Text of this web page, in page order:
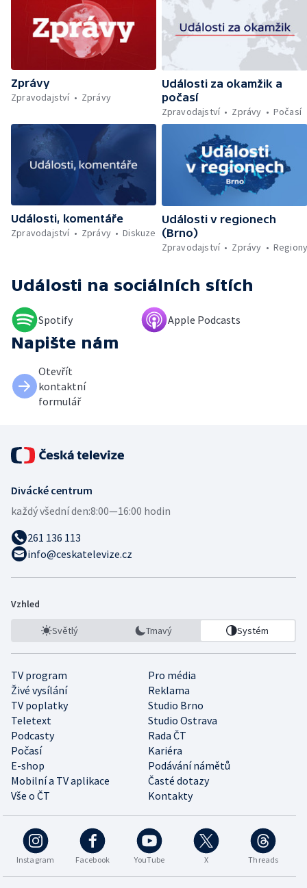
sankce — Pochod hrdosti v Hamburku —
Povinné označování AI obsahu — Sportují
celé Pardubice — Záchrana kulturních
památek — Brasil Fest v Brně
Zprávy
Zpravodajství
Zprávy
Události za okamžik a
počasí
Zpravodajství
Zprávy Počasí
Události, komentáře
Zpravodajství
Zprávy Diskuze
Události v regionech
(Brno)
Zpravodajství
Zprávy
Události na sociálních sítích
Spotify Apple Podcasts
Napište nám
Otevřít
kontaktní
formulář
Divácké centrum
každý všední den:8:00—16:00 hodin
261 136 113
info@ceskatelevize.cz
Vzhled
Světlý Tmavý Systém
TV program
Pro média
Živé vysílání
Reklama
TV poplatky
Studio Brno
Teletext
Studio Ostrava
Podcasty
Rada ČT
Počasí
Kariéra
E-shop
Podávání námětů
Mobilní a TV aplikace
Časté dotazy
Vše o ČT
Kontakty
Instagram Facebook YouTube X Threads